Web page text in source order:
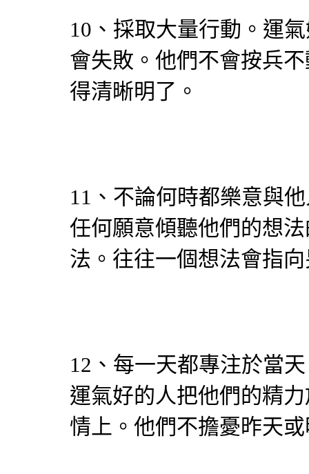
10、採取大量行動。運
會失敗。他們不會按兵
得清晰明了。
11、不論何時都樂意與
任何願意傾聽他們的想
法。往往一個想法會指
12、每一天都專注於當
運氣好的人把他們的精
情上。他們不擔憂昨天